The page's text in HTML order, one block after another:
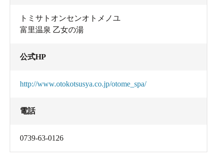
トミサトオンセンオトメノユ
富里温泉 乙女の湯
公式HP
http://www.otokotsusya.co.jp/otome_spa/
電話
0739-63-0126